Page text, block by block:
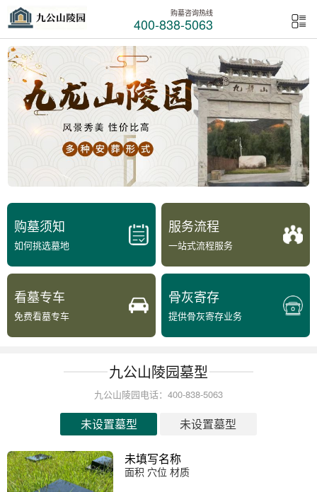
购墓咨询热线
400-838-5063
购墓须知
如何挑选墓地
服务流程
一站式流程服务
看墓专车
免费看墓专车
骨灰寄存
提供骨灰寄存业务
九公山陵园墓型
九公山陵园电话：400-838-5063
未设置墓型 未设置墓型
未填写名称
面积 穴位 材质